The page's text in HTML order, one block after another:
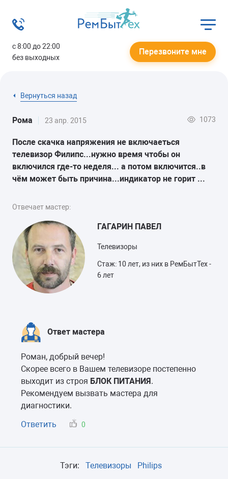
с 8:00 до 22:00
без выходных
Перезвоните мне
Вернуться назад
Рома 23 апр. 2015 1073
После скачка напряжения не включаеться
телевизор Филипс...нужно время чтобы он
включился где-то неделя... а потом включится..в
чём может быть причина...индикатор не горит ...
Отвечает мастер:
ГАГАРИН ПАВЕЛ
Телевизоры
Стаж: 10 лет, из них в РемБытТех -
6 лет
Ответ мастера
Роман, добрый вечер!
Скорее всего в Вашем телевизоре постепенно
выходит из строя БЛОК ПИТАНИЯ.
Рекомендуем вызвать мастера для
диагностики.
Ответить
0
Тэги: Телевизоры Philips